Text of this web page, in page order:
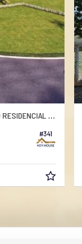
#341
MAC KNIGHT